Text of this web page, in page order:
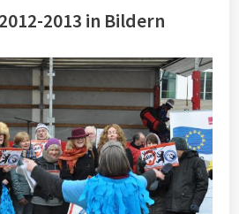
2013 in Bildern